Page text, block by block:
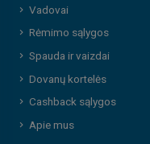
Vadovai
Rėmimo sąlygos
Spauda ir vaizdai
Dovanų kortelės
Cashback sąlygos
Apie mus